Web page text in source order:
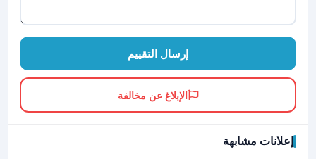
إرسال التقييم
الإبلاغ عن مخالفة
إعلانات مشابهة